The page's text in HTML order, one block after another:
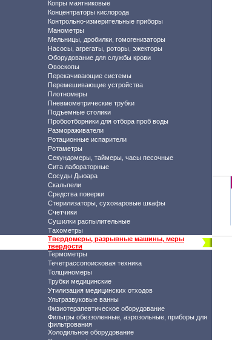
Копры маятниковые
Концентраторы кислорода
Контрольно-измерительные приборы
Манометры
Мельницы, дробилки, гомогенизаторы
Насосы, агрегаты, роторы, эжекторы
Оборудование для службы крови
Овоскопы
Перекачивающие системы
Перемешивающие устройства
Плотномеры
Пневмометрические трубки
Подъемные столики
Пробоотборники для отбора проб воды
Размораживатели
Ротационные испарители
Ротаметры
Секундомеры, таймеры, часы песочные
Сита лабораторные
Сосуды Дьюара
Скальпели
Средства поверки
Стерилизаторы, сухожаровые шкафы
Счетчики
Сушилки распылительные
Тахометры
Твердомеры, разрывные машины, меры
твердости
Термометры
Течетрассопоисковая техника
Толщиномеры
Трубки медицинские
Утилизация медицинских отходов
Ультразвуковые ванны
Физиотерапевтическое оборудование
Фильтры обеззоленные, аэрозольные, приборы для
фильтрования
Холодильное оборудование